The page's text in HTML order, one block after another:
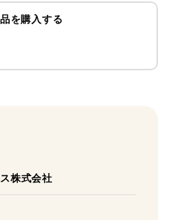
を購入する
株式会社